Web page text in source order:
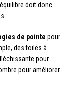
doit donc
de pointe pour
des toiles à
pour
pour améliorer